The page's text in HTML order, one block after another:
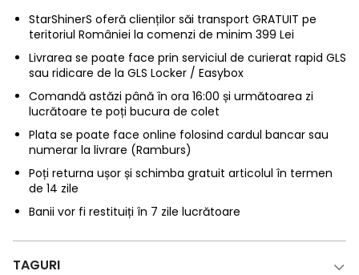
StarShinerS oferă clienților săi transport GRATUIT pe
teritoriul României la comenzi de minim 399 Lei
Livrarea se poate face prin serviciul de curierat rapid GLS
sau ridicare de la GLS Locker / Easybox
Comandă astăzi până în ora 16:00 și următoarea zi
lucrătoare te poți bucura de colet
Plata se poate face online folosind cardul bancar sau
numerar la livrare (Ramburs)
Poți returna ușor și schimba gratuit articolul în termen
de 14 zile
Banii vor fi restituiți în 7 zile lucrătoare
TAGURI